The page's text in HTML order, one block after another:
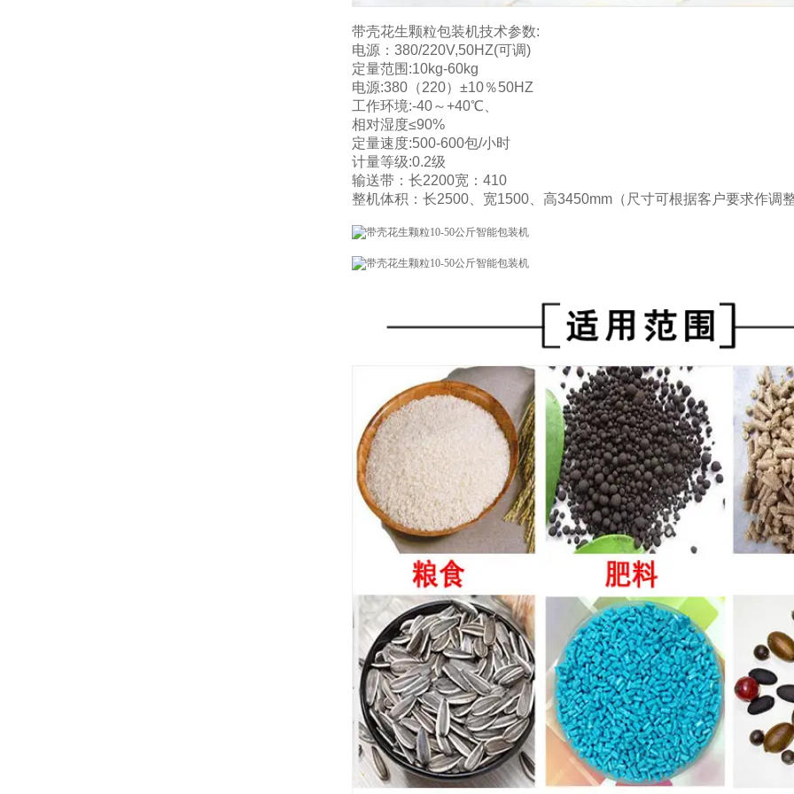
带壳花生颗粒包装机技术参数:
电源：380/220V,50HZ(可调)
定量范围:10kg-60kg
电源:380（220）±10％50HZ
工作环境:-40～+40℃、
相对湿度≤90%
定量速度:500-600包/小时
计量等级:0.2级
输送带：长2200宽：410
整机体积：长2500、宽1500、高3450mm（尺寸可根据客户要求作调